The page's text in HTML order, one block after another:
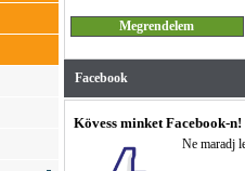
Facebook
Kövess minket Facebook-n!
Ne maradj